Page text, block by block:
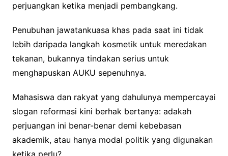
perjuangkan ketika menjadi pembangkang.
Penubuhan jawatankuasa khas pada saat ini tidak
lebih daripada langkah kosmetik untuk meredakan
tekanan, bukannya tindakan serius untuk
menghapuskan AUKU sepenuhnya.
Mahasiswa dan rakyat yang dahulunya mempercayai
slogan reformasi kini berhak bertanya: adakah
perjuangan ini benar-benar demi kebebasan
akademik, atau hanya modal politik yang digunakan